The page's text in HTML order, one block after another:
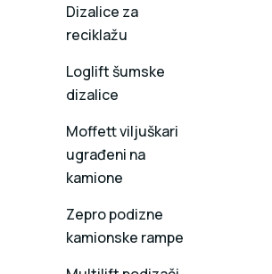
Dizalice za
reciklažu
Loglift šumske
dizalice
Moffett viljuškari
ugrađeni na
kamione
Zepro podizne
kamionske rampe